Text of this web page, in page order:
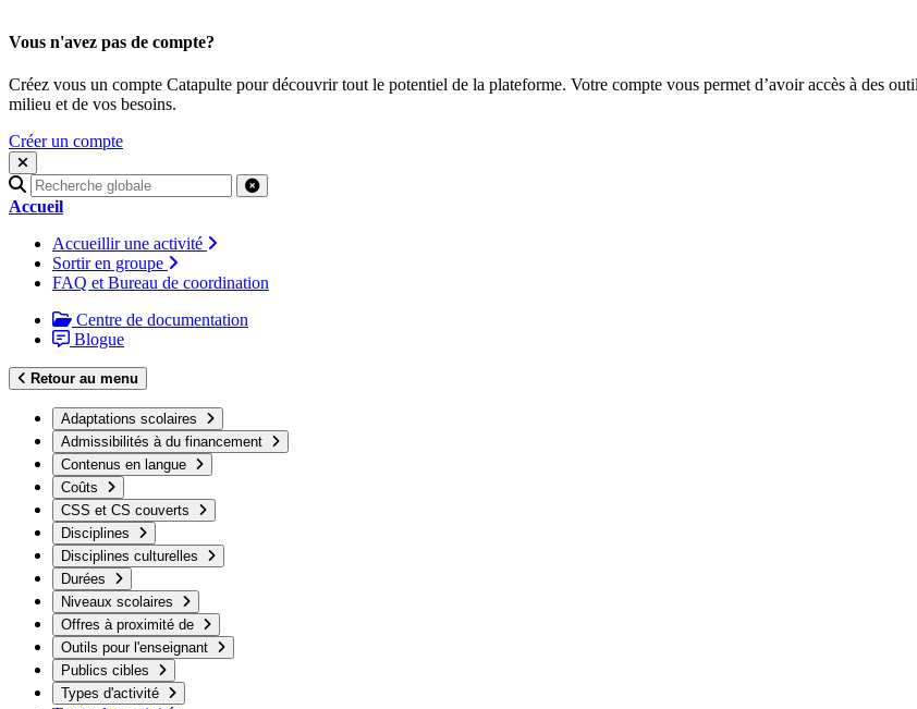
Vous n'avez pas de compte?
Créez vous un compte Catapulte pour découvrir tout le potentiel de la plateforme. Votre compte vous permet d’avoir accès à des
milieu et de vos besoins.
Créer un compte
Recherche
pour
Accueil
Accueillir une activité
Sortir en groupe
FAQ et Bureau de coordination
Centre de documentation
Blogue
Retour au menu
Adaptations scolaires
Admissibilités à du financement
Contenus en langue
Coûts
CSS et CS couverts
Disciplines
Disciplines culturelles
Durées
Niveaux scolaires
Offres à proximité de
Outils pour l'enseignant
Publics cibles
Types d'activité